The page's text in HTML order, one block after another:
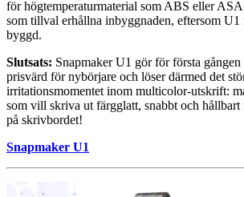
för högtemperaturmaterial som ABS eller ASA
som tillval erhållna inbyggnaden, eftersom
byggd.
Slutsats: Snapmaker U1 gör för första
prisvärd för nybörjare och löser därmed det
irritationsmomentet inom multicolor-utskrift:
som vill skriva ut färgglatt, snabbt och
på skrivbordet!
Snapmaker U1